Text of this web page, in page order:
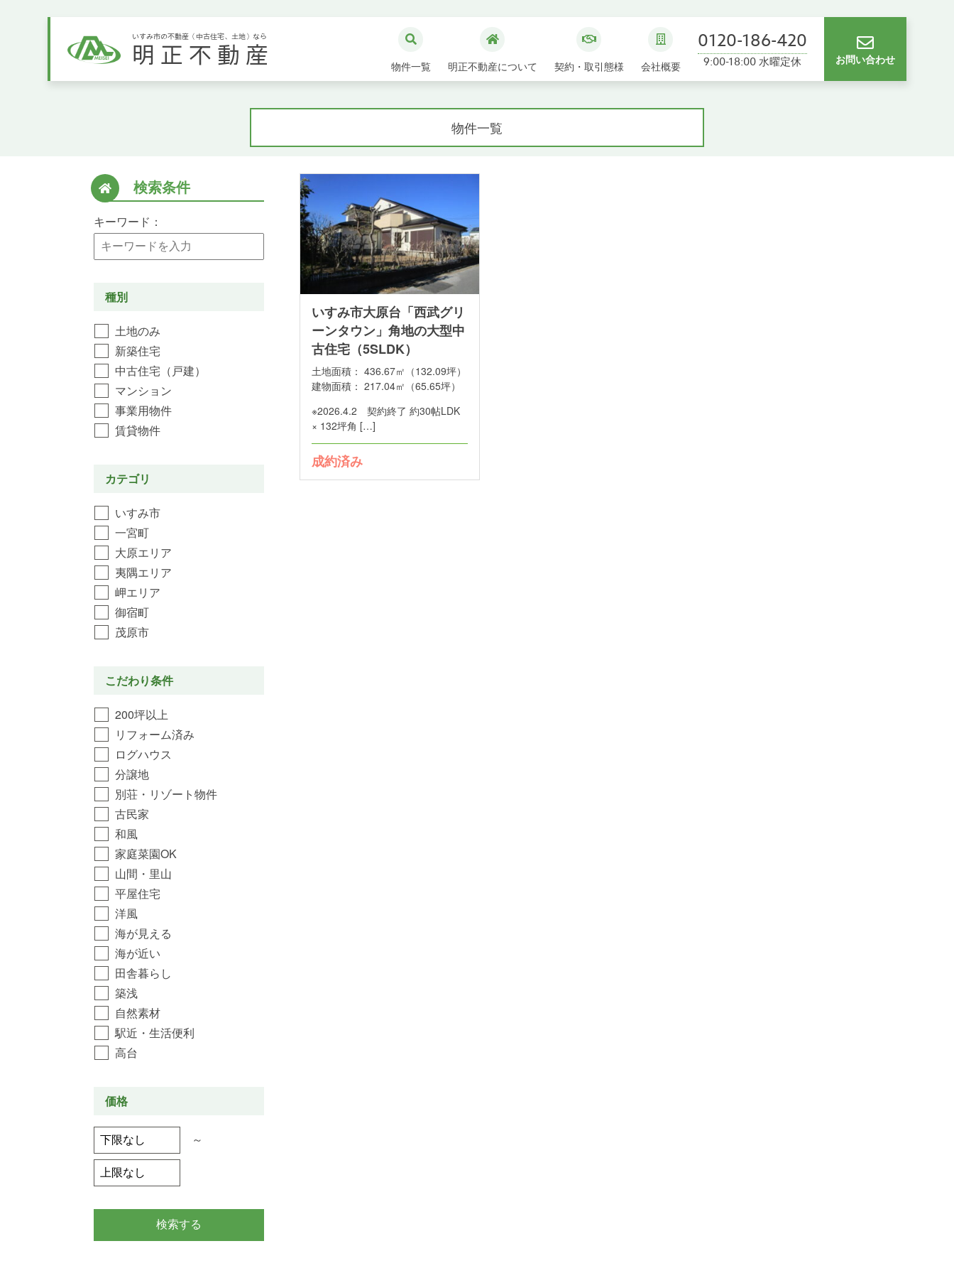
いすみ市の不動産（中古住宅、土地）なら
明正不動産 物件一覧 明正不動産について 契約・取引態様 会社概要
0120-186-420
9:00-18:00 水曜定休 お問い合わせ
物件一覧
検索条件
キーワード：
種別
土地のみ
新築住宅
中古住宅（戸建）
マンション
事業用物件
賃貸物件
カテゴリ
いすみ市
一宮町
大原エリア
夷隅エリア
岬エリア
御宿町
茂原市
こだわり条件
200坪以上
リフォーム済み
ログハウス
分譲地
別荘・リゾート物件
古民家
和風
家庭菜園OK
山間・里山
平屋住宅
洋風
海が見える
海が近い
田舎暮らし
築浅
自然素材
駅近・生活便利
高台
価格
～
いすみ市大原台「西武グリ
ーンタウン」角地の大型中
古住宅（5SLDK）
土地面積： 436.67㎡（132.09坪）
建物面積： 217.04㎡（65.65坪）
※2026.4.2 契約終了 約30帖LDK
× 132坪角 […]
成約済み